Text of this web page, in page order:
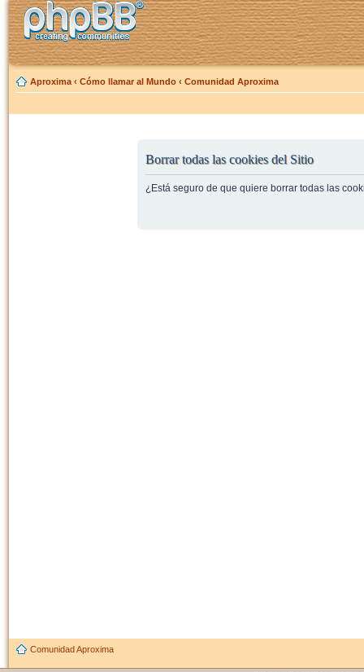
Aproxima ‹ Cómo llamar al Mundo ‹ Comunidad Aproxima
Borrar todas las cookies del Sitio
¿Está seguro de que quiere borrar todas las
Comunidad Aproxima